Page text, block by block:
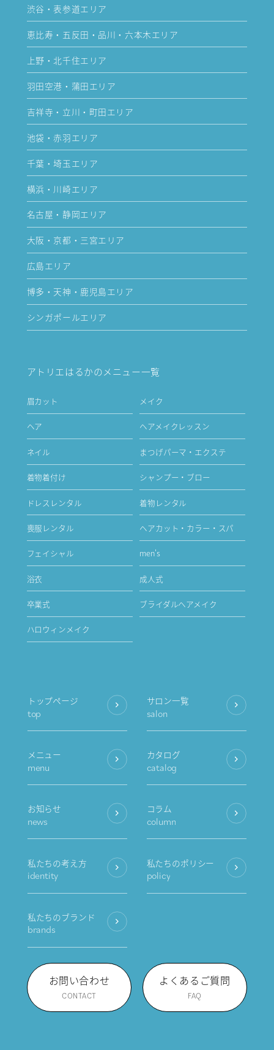
渋谷・表参道エリア
恵比寿・五反田・品川・六本木エリア
上野・北千住エリア
羽田空港・蒲田エリア
吉祥寺・立川・町田エリア
池袋・赤羽エリア
千葉・埼玉エリア
横浜・川崎エリア
名古屋・静岡エリア
大阪・京都・三宮エリア
広島エリア
博多・天神・鹿児島エリア
シンガポールエリア
アトリエはるかのメニュー一覧
眉カット メイク
ヘア ヘアメイクレッスン
ネイル まつげパーマ・エクステ
着物着付け シャンプー・ブロー
ドレスレンタル 着物レンタル
喪服レンタル ヘアカット・カラー・スパ
フェイシャル men's
浴衣 成人式
卒業式 ブライダルヘアメイク
ハロウィンメイク
トップページ
top
サロン一覧
salon
メニュー
menu
カタログ
catalog
お知らせ
news
コラム
column
私たちの考え方
identity
私たちのポリシー
policy
私たちのブランド
brands
お問い合わせ
CONTACT
よくあるご質問
FAQ